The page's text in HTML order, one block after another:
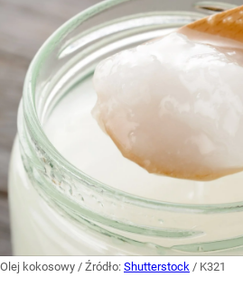
Olej kokosowy / Źródło: Shutterstock / K321